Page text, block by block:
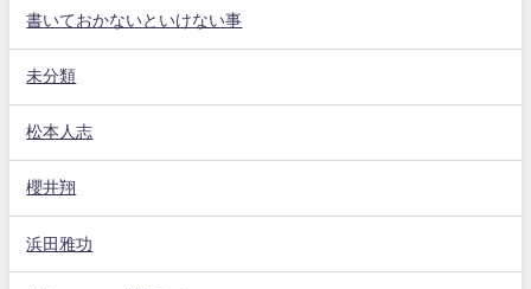
書いておかないといけない事
未分類
松本人志
櫻井翔
浜田雅功